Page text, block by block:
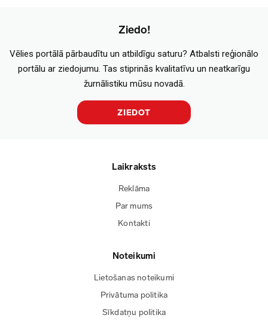
Ziedo!
Vēlies portālā pārbaudītu un atbildīgu saturu? Atbalsti reģionālo
portālu ar ziedojumu. Tas stiprinās kvalitatīvu un neatkarīgu
žurnālistiku mūsu novadā.
ZIEDOT
Laikraksts
Reklāma
Par mums
Kontakti
Noteikumi
Lietošanas noteikumi
Privātuma politika
Sīkdatņu politika